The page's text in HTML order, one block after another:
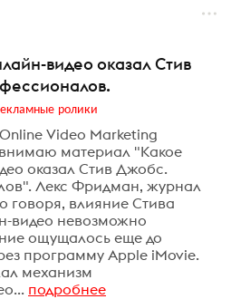
видео оказал Стив
ролики
Video Marketing
материал "Какое
оказал Стив Джобс.
Лекс Фридман, журнал
говоря, влияние Стива
видео невозможно
ощущалось еще до
программу Apple iMovie.
механизм
подробнее